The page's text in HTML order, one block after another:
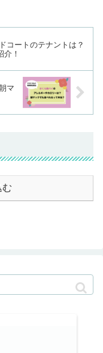
コートのテナントは？
介！
マ
む